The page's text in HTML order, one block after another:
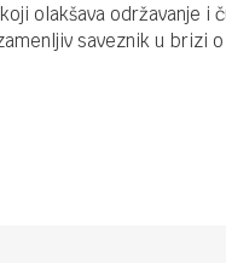
olakšava održavanje i
saveznik u